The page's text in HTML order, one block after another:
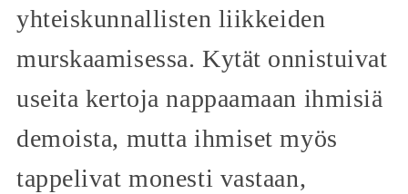
yhteiskunnallisten liikkeiden
murskaamisessa. Kytät onnistuivat
useita kertoja nappaamaan ihmisiä
demoista, mutta ihmiset myös
tappelivat monesti vastaan,